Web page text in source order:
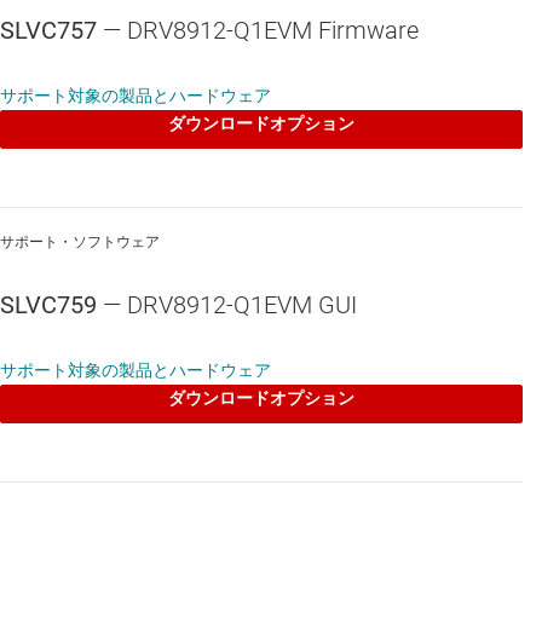
SLVC757 — DRV8912-Q1EVM Firmware
サポート対象の製品とハードウェア
ダウンロードオプション
サポート・ソフトウェア
SLVC759 — DRV8912-Q1EVM GUI
サポート対象の製品とハードウェア
ダウンロードオプション